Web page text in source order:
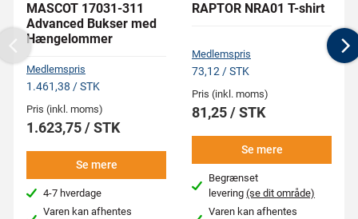
MASCOT 17031-311
Advanced Bukser med
Hængelommer
Medlemspris
1.461,38 / STK
Pris (inkl. moms)
1.623,75 / STK
Se mere
4-7 hverdage
Varen kan afhentes
RAPTOR NRA01 T-shirt
Medlemspris
73,12 / STK
Pris (inkl. moms)
81,25 / STK
Se mere
Begrænset
levering(se dit område)
Varen kan afhentes
Previous